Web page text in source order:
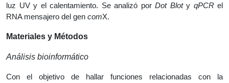
luz UV y el calentamiento. Se analizó por Dot Bloty qPCRel
RNA mensajero del gen comX.
Materiales y Métodos
Análisis bioinformático
Con el objetivo de hallar funciones relacionadas con la